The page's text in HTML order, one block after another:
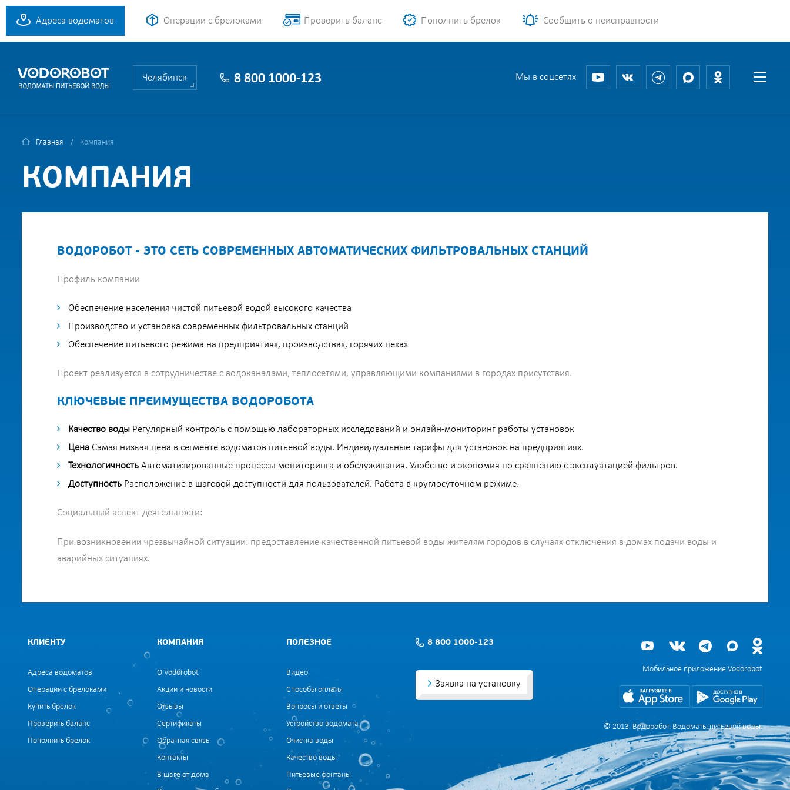
Адреса водоматов Операции с брелоками Проверить баланс Пополнить брелок Сообщить о неисправности
Челябинск 8 800 1000-123 Мы в соцсетях
Главная Компания
КОМПАНИЯ
ВОДОРОБОТ - ЭТО СЕТЬ СОВРЕМЕННЫХ АВТОМАТИЧЕСКИХ ФИЛЬТРОВАЛЬНЫХ СТАНЦИЙ
Профиль компании
Обеспечение населения чистой питьевой водой высокого качества
Производство и установка современных фильтровальных станций
Обеспечение питьевого режима на предприятиях, производствах, горячих цехах
Проект реализуется в сотрудничестве с водоканалами, теплосетями, управляющими компаниями в городах присутствия.
КЛЮЧЕВЫЕ ПРЕИМУЩЕСТВА ВОДОРОБОТА
Качество воды Регулярный контроль с помощью лабораторных исследований и онлайн-мониторинг работы установок
Цена Самая низкая цена в сегменте водоматов питьевой воды. Индивидуальные тарифы для установок на предприятиях.
Технологичность Автоматизированные процессы мониторинга и обслуживания. Удобство и экономия по сравнению с эксплуатацией фильтров.
Доступность Расположение в шаговой доступности для пользователей. Работа в круглосуточном режиме.
Социальный аспект деятельности:
При возникновении чрезвычайной ситуации: предоставление качественной питьевой воды жителям городов в случаях отключения в домах подачи воды и
аварийных ситуациях.
КЛИЕНТУ
Адреса водоматов
Операции с брелоками
Купить брелок
Проверить баланс
Пополнить брелок
КОМПАНИЯ
О Vodorobot
Акции и новости
Отзывы
Сертификаты
Обратная связь
Контакты
В шаге от дома
ПОЛЕЗНОЕ
Видео
Способы оплаты
Вопросы и ответы
Устройство водомата
Очистка воды
Качество воды
Питьевые фонтаны
8 800 1000-123
Заявка на установку
Мобильное приложение Vodorobot
© 2013. Водоробот. Водоматы питьевой воды.